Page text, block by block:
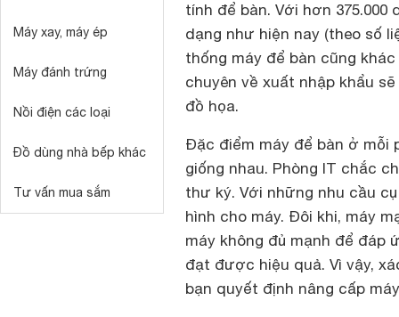
Máy xay, máy ép
Máy đánh trứng
Nồi điện các loại
Đồ dùng nhà bếp khác
Tư vấn mua sắm
tính để bàn. Với hơn
dạng như hiện nay (theo số
thống máy để bàn cũng
chuyên về xuất nhập khẩu
đồ họa.
Đặc điểm máy để bàn ở mỗi
giống nhau. Phòng IT chắc
thư ký. Với những nhu cầu
hình cho máy. Đôi khi, máy
máy không đủ mạnh để đáp
đạt được hiệu quả. Vì vậy,
bạn quyết định nâng cấp